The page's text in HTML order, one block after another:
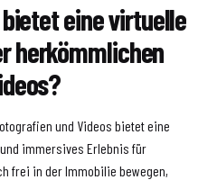
eine virtuelle
herkömmlichen
und Videos bietet eine
immersives Erlebnis für
frei in der Immobilie bewegen,